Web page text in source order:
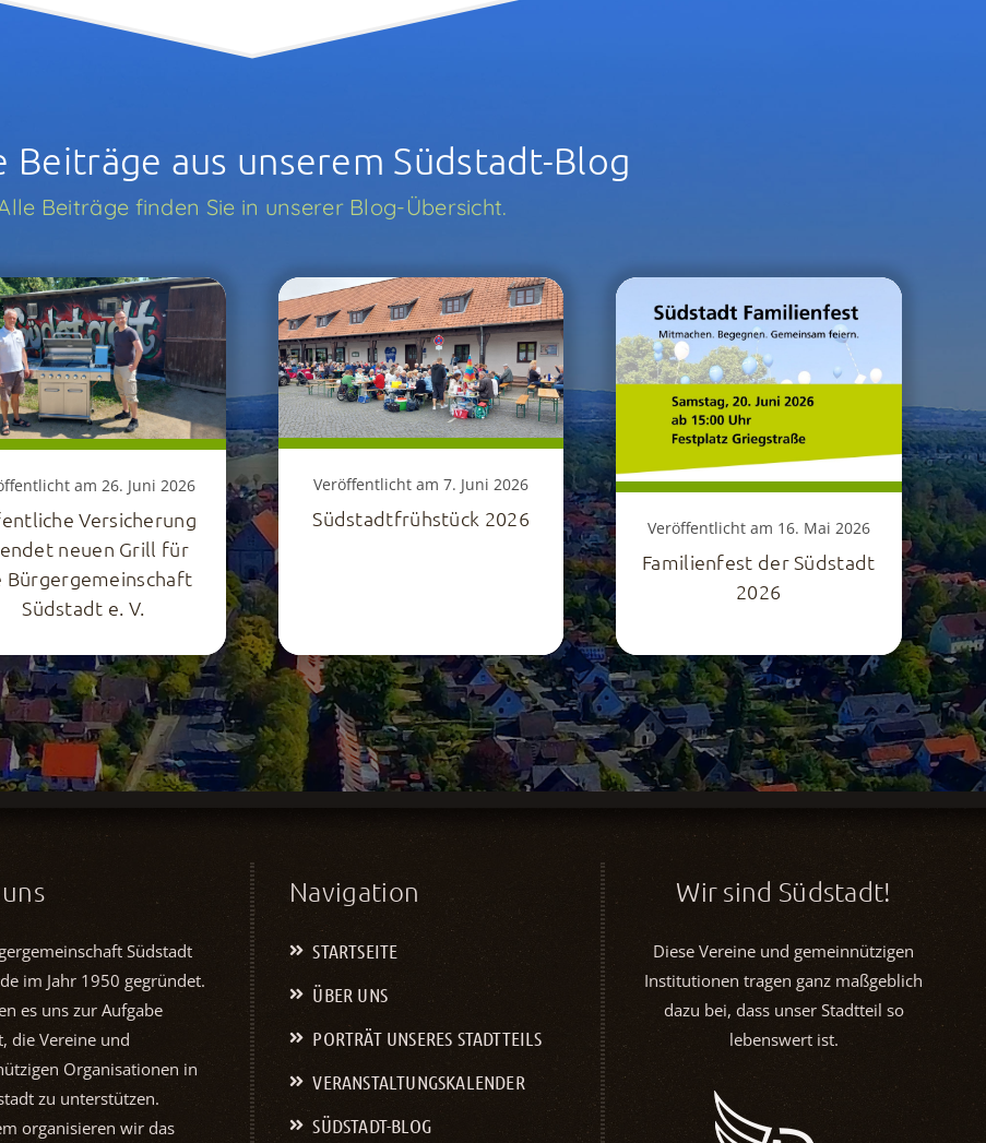
Beiträge aus unserem Südstadt-Blog
Beiträge finden Sie in unserer Blog-Übersicht.
am 26. Juni 2026
Versicherung
neuen Grill für
Bürgergemeinschaft
Südstadt e. V.
Veröffentlicht am 7. Juni 2026
Südstadtfrühstück 2026 Veröffentlicht am 16. Mai 2026
Familienfest der Südstadt
2026
Südstadt
im Jahr 1950 gegründet.
es uns zur Aufgabe
die Vereine und
Organisationen in
zu unterstützen.
organisieren wir das
Navigation
STARTSEITE
ÜBER UNS
PORTRÄT UNSERES STADTTEILS
VERANSTALTUNGS­KALENDER
SÜDSTADT-BLOG
Wir sind Südstadt!
Diese Vereine und gemeinnützigen
Institutionen tragen ganz maßgeblich
dazu bei, dass unser Stadtteil so
lebenswert ist.